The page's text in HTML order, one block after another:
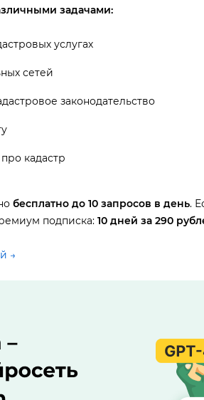
задачами:
услугах
сетей
законодательство
кадастр
есплатно до 10 запросов в день.
подписка: 10 дней за 290
→